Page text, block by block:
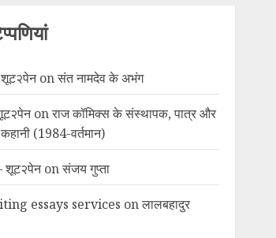
onसंत नामदेव के अभंग
onराज कॉमिक्स के संस्थापक, पात्र और
(1984-वर्तमान)
शूट२पेनonसंजय गुप्ता
essays services onलालबहादुर